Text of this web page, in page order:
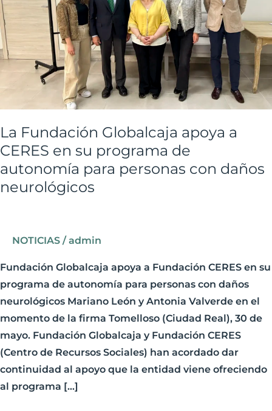
La Fundación Globalcaja apoya a
CERES en su programa de
autonomía para personas con daños
neurológicos
NOTICIAS / admin
Fundación Globalcaja apoya a Fundación CERES en su
programa de autonomía para personas con daños
neurológicos Mariano León y Antonia Valverde en el
momento de la firma Tomelloso (Ciudad Real), 30 de
mayo. Fundación Globalcaja y Fundación CERES
(Centro de Recursos Sociales) han acordado dar
continuidad al apoyo que la entidad viene ofreciendo
al programa […]
CERES
en
su
programa
autonomía
para
personas
con
daños
neurológicos